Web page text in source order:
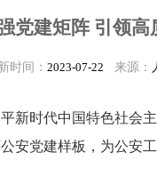
党建矩阵 引领高
时间： 2023-07-22 来源：
新时代中国特色社会
安党建样板，为公安